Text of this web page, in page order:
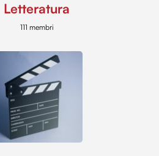
Letteratura
111 membri